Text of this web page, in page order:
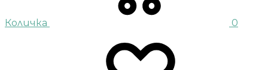
Количка 0